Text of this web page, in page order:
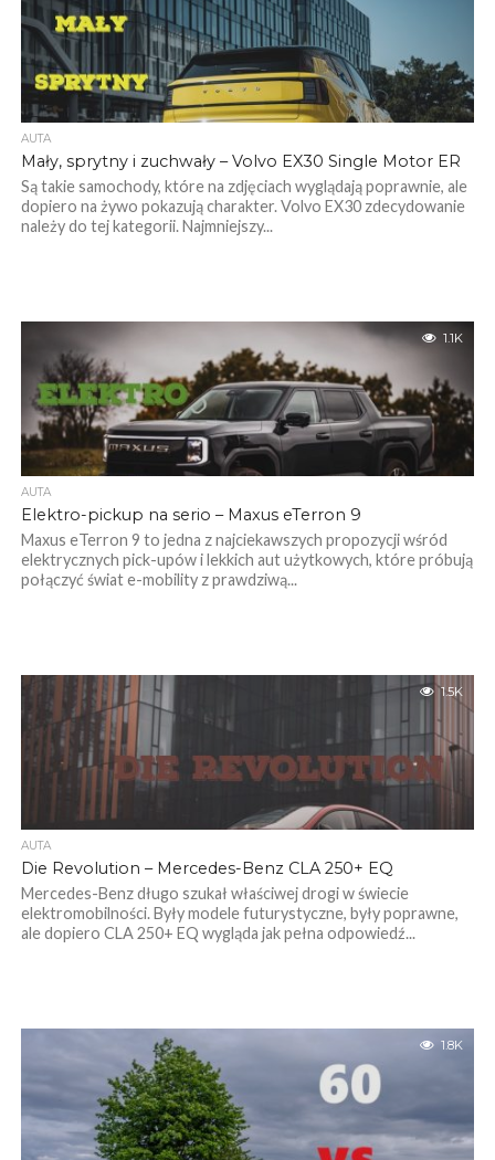
AUTA
Mały, sprytny i zuchwały – Volvo EX30 Single Motor ER
Są takie samochody, które na zdjęciach wyglądają poprawnie, ale
dopiero na żywo pokazują charakter. Volvo EX30 zdecydowanie
należy do tej kategorii. Najmniejszy...
1.1K
AUTA
Elektro-pickup na serio – Maxus eTerron 9
Maxus eTerron 9 to jedna z najciekawszych propozycji wśród
elektrycznych pick-upów i lekkich aut użytkowych, które próbują
połączyć świat e-mobility z prawdziwą...
1.5K
AUTA
Die Revolution – Mercedes-Benz CLA 250+ EQ
Mercedes-Benz długo szukał właściwej drogi w świecie
elektromobilności. Były modele futurystyczne, były poprawne,
ale dopiero CLA 250+ EQ wygląda jak pełna odpowiedź...
1.8K